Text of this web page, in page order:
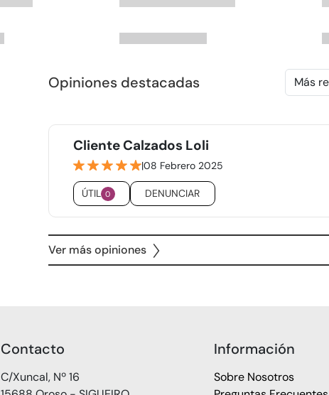
Opiniones destacadas
Cliente Calzados Loli
|08 Febrero 2025
ÚTIL 0 DENUNCIAR
Ver más opiniones
Contacto
C/Xuncal, Nº 16
Información
Sobre Nosotros